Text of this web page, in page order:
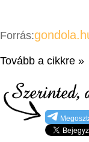
Forrás:
Tovább a cikkre »